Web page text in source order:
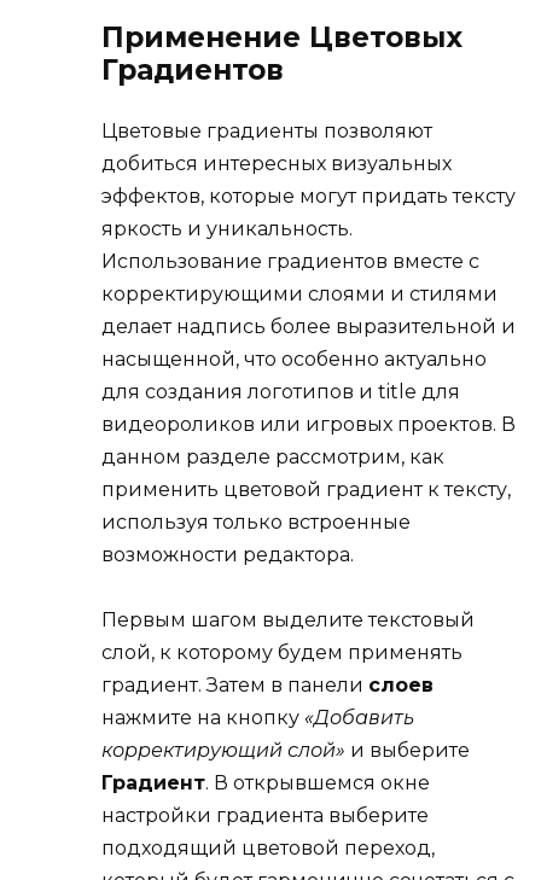
Применение Цветовых
Градиентов
Цветовые градиенты позволяют
добиться интересных визуальных
эффектов, которые могут придать тексту
яркость и уникальность.
Использование градиентов вместе с
корректирующими слоями и стилями
делает надпись более выразительной и
насыщенной, что особенно актуально
для создания логотипов и title для
видеороликов или игровых проектов. В
данном разделе рассмотрим, как
применить цветовой градиент к тексту,
используя только встроенные
возможности редактора.
Первым шагом выделите текстовый
слой, к которому будем применять
градиент. Затем в панели слоев
нажмите на кнопку «Добавить
корректирующий слой» и выберите
Градиент. В открывшемся окне
настройки градиента выберите
подходящий цветовой переход,